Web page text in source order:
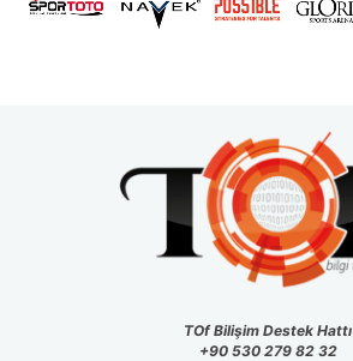
TOf Bilişim Destek Hattı
+90 530 279 82 32